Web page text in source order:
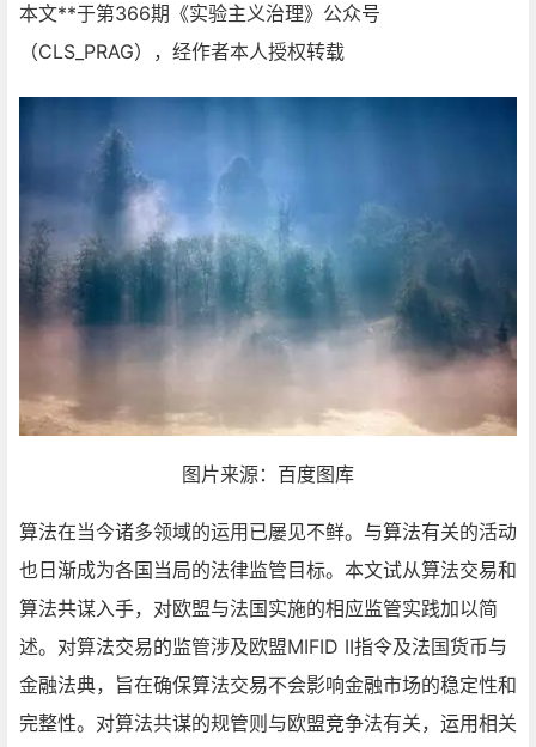
本文**于第366期《实验主义治理》公众号
（CLS_PRAG），经作者本人授权转载
图片来源：百度图库
算法在当今诸多领域的运用已屡见不鲜。与算法有关的活动
也日渐成为各国当局的法律监管目标。本文试从算法交易和
算法共谋入手，对欧盟与法国实施的相应监管实践加以简
述。对算法交易的监管涉及欧盟MIFID II指令及法国货币与
金融法典，旨在确保算法交易不会影响金融市场的稳定性和
完整性。对算法共谋的规管则与欧盟竞争法有关，运用相关